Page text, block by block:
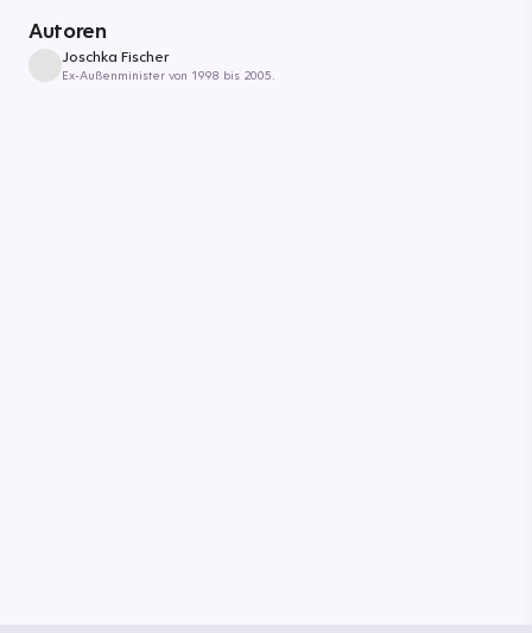
Autoren
Joschka Fischer
Ex-Außenminister von 1998 bis 2005.